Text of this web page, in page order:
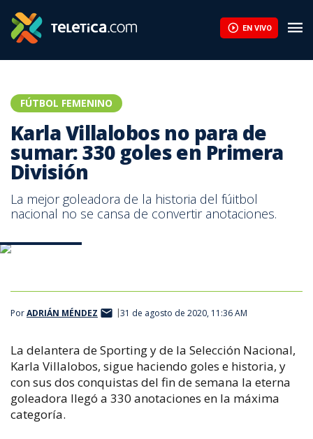
EN VIVO
FÚTBOL FEMENINO
Karla Villalobos no para de
sumar: 330 goles en Primera
División
La mejor goleadora de la historia del fúitbol
nacional no se cansa de convertir anotaciones.
PorADRIÁN MÉNDEZ 31 de agosto de 2020, 11:36 AM
La delantera de Sporting y de la Selección Nacional,
Karla Villalobos, sigue haciendo goles e historia, y
con sus dos conquistas del fin de semana la eterna
goleadora llegó a 330 anotaciones en la máxima
categoría.